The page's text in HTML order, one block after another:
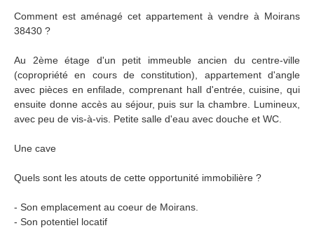
Comment est aménagé cet appartement à vendre à Moirans
38430 ?
Au 2ème étage d'un petit immeuble ancien du centre-ville
(copropriété en cours de constitution), appartement d'angle
avec pièces en enfilade, comprenant hall d'entrée, cuisine, qui
ensuite donne accès au séjour, puis sur la chambre. Lumineux,
avec peu de vis-à-vis. Petite salle d'eau avec douche et WC.
Une cave
Quels sont les atouts de cette opportunité immobilière ?
- Son emplacement au coeur de Moirans.
- Son potentiel locatif